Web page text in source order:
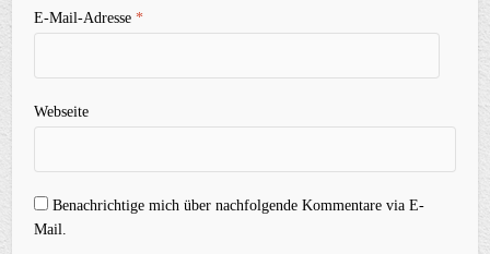
E-Mail-Adresse*
Webseite
Benachrichtige mich über nachfolgende Kommentare via E-
Mail.